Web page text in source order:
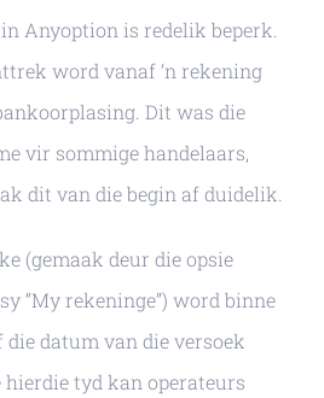
Anyoption is redelik beperk.
word vanaf ‘n rekening
Dit was die
vir sommige handelaars,
dit van die begin af duidelik.
(gemaak deur die opsie
“My rekeninge”) word binne
datum van die versoek
hierdie tyd kan operateurs